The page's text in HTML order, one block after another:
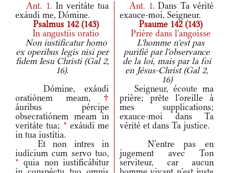
Ant. 1. In veritáte tua
exáudi me, Dómine.
Ant. 1. Dans Ta vérité
exauce-moi, Seigneur.
Psalmus 142 (143)
Psaume 142 (143)
In angustiis oratio
Prière dans l'angoisse
Non iustificatur homo
ex operibus legis nisi per
fidem Iesu Christi (Gal 2,
16).
L'homme n'est pas
purifié par l'observance
de la loi, mais par la foi
en Jésus-Christ (Gal 2,
16)
Dómine, exáudi
oratiónem meam, †
áuribus pércipe
obsecratiónem meam in
veritáte tua; * exáudi me
in tua iustítia.
Seigneur, écoute ma
prière; prête l'oreille à
mes supplications;
exauce-moi dans Ta
vérité et dans Ta justice.
Et non intres in
iudícium cum servo tuo,
* quia non iustificábitur
N'entre pas en
jugement avec Ton
serviteur, car aucun